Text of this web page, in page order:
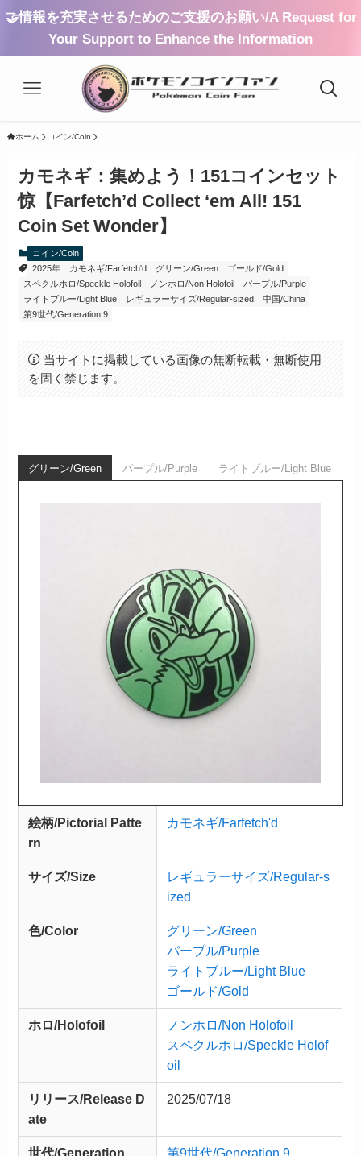
🤝情報を充実させるためのご支援のお願い/A Request for
Your Support to Enhance the Information
ホーム コイン/Coin
カモネギ：集めよう！151コインセット
惊【Farfetch’d Collect ‘em All! 151
Coin Set Wonder】
コイン/Coin
2025年
カモネギ/Farfetch'd グリーン/Green
ゴールド/Gold
スペクルホロ/Speckle Holofoil
ノンホロ/Non Holofoil
パープル/Purple
ライトブルー/Light Blue
レギュラーサイズ/Regular-sized
中国/China
第9世代/Generation 9
当サイトに掲載している画像の無断転載・無断使用
を固く禁じます。
グリーン/Green パープル/Purple ライトブルー/Light Blue
絵柄/Pictorial Patte
rn
カモネギ/Farfetch'd
サイズ/Size
レギュラーサイズ/Regular-s
ized
色/Color
グリーン/Green
パープル/Purple
ライトブルー/Light Blue
ゴールド/Gold
ホロ/Holofoil
ノンホロ/Non Holofoil
スペクルホロ/Speckle Holof
oil
リリース/Release D
ate
2025/07/18
世代/Generation 第9世代/Generation 9